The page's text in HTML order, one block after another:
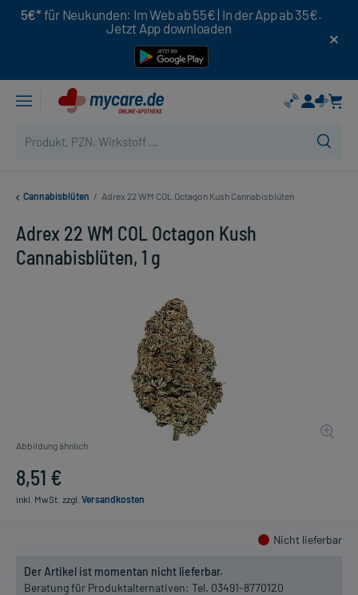
5€* für Neukunden: Im Web ab 55€ | In der App ab 35€.
Jetzt App downloaden
Cannabisblüten / Adrex 22 WM COL Octagon Kush Cannabisblüten
Adrex 22 WM COL Octagon Kush
Cannabisblüten, 1 g
Abbildung ähnlich
8,51 €
inkl. MwSt. zzgl. Versandkosten
Nicht lieferbar
Der Artikel ist momentan nicht lieferbar.
Beratung für Produktalternativen: Tel. 03491-8770120